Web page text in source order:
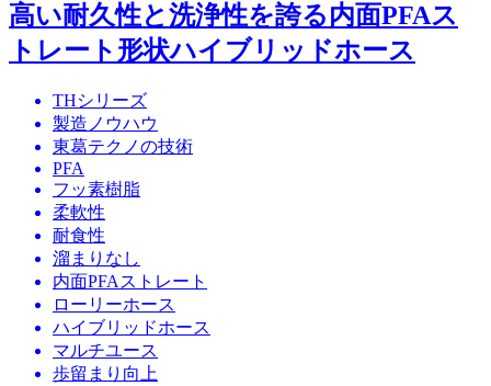
高い耐久性と洗浄性を誇る内面PFAス
トレート形状ハイブリッドホース
THシリーズ
製造ノウハウ
東葛テクノの技術
PFA
フッ素樹脂
柔軟性
耐食性
溜まりなし
内面PFAストレート
ローリーホース
ハイブリッドホース
マルチユース
歩留まり向上